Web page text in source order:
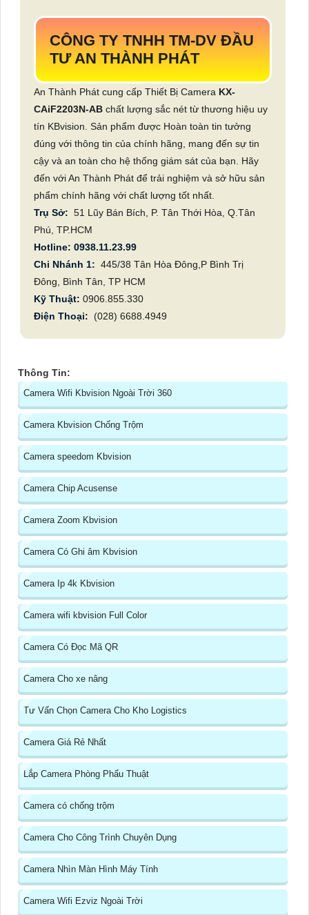
CÔNG TY TNHH TM-DV ĐẦU
TƯ AN THÀNH PHÁT
An Thành Phát cung cấp Thiết Bị Camera KX-
CAiF2203N-AB chất lượng sắc nét từ thương hiệu uy
tín KBvision. Sản phẩm được Hoàn toàn tin tưởng
đúng với thông tin của chính hãng, mang đến sự tin
cậy và an toàn cho hệ thống giám sát của bạn. Hãy
đến với An Thành Phát để trải nghiệm và sở hữu sản
phẩm chính hãng với chất lượng tốt nhất.
Trụ Sở: 51 Lũy Bán Bích, P. Tân Thới Hòa, Q.Tân
Phú, TP.HCM
Hotline: 0938.11.23.99
Chi Nhánh 1: 445/38 Tân Hòa Đông,P Bình Trị
Đông, Bình Tân, TP HCM
Kỹ Thuật: 0906.855.330
Điện Thoại:
(028) 6688.4949
Thông Tin:
Camera Wifi Kbvision Ngoài Trời 360
Camera Kbvision Chống Trộm
Camera speedom Kbvision
Camera Chip Acusense
Camera Zoom Kbvision
Camera Có Ghi âm Kbvision
Camera Ip 4k Kbvision
Camera wifi kbvision Full Color
Camera Có Đọc Mã QR
Camera Cho xe nâng
Tư Vấn Chọn Camera Cho Kho Logistics
Camera Giá Rẻ Nhất
Lắp Camera Phòng Phẩu Thuật
Camera có chống trộm
Camera Cho Công Trình Chuyên Dụng
Camera Nhìn Màn Hình Máy Tính
Camera Wifi Ezviz Ngoài Trời